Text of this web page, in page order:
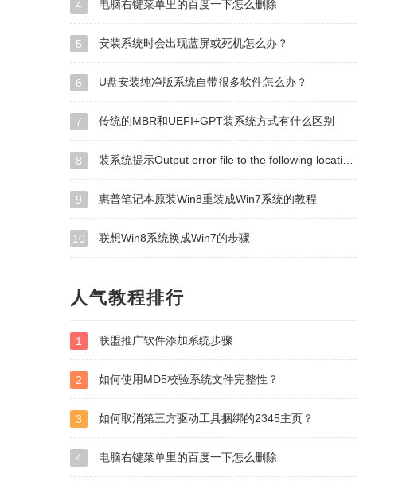
4 电脑右键菜单里的百度一下怎么删除
5 安装系统时会出现蓝屏或死机怎么办？
6 U盘安装纯净版系统自带很多软件怎么办？
7 传统的MBR和UEFI+GPT装系统方式有什么区别
8 装系统提示Output error file to the following location A：\ghosterr.txt怎么办？
9 惠普笔记本原装Win8重装成Win7系统的教程
10 联想Win8系统换成Win7的步骤
人气教程排行
1 联盟推广软件添加系统步骤
2 如何使用MD5校验系统文件完整性？
3 如何取消第三方驱动工具捆绑的2345主页？
4 电脑右键菜单里的百度一下怎么删除